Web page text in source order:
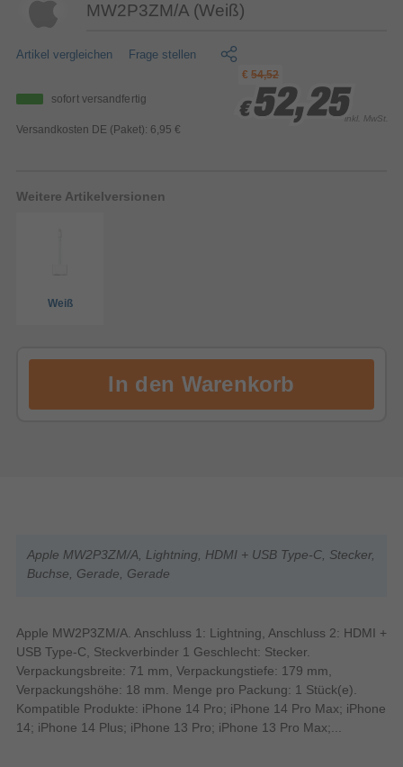
MW2P3ZM/A (Weiß)
Artikel vergleichen Frage stellen
sofort versandfertig
Versandkosten DE (Paket): 6,95 €
€54,52
€ 52,25
€ 52,25
€ 52,25inkl. MwSt.
Weitere Artikelversionen
Weiß
Apple MW2P3ZM/A, Lightning, HDMI + USB Type-C, Stecker,
Buchse, Gerade, Gerade
Apple MW2P3ZM/A. Anschluss 1: Lightning, Anschluss 2: HDMI +
USB Type-C, Steckverbinder 1 Geschlecht: Stecker.
Verpackungsbreite: 71 mm, Verpackungstiefe: 179 mm,
Verpackungshöhe: 18 mm. Menge pro Packung: 1 Stück(e).
Kompatible Produkte: iPhone 14 Pro; iPhone 14 Pro Max; iPhone
14; iPhone 14 Plus; iPhone 13 Pro; iPhone 13 Pro Max;...